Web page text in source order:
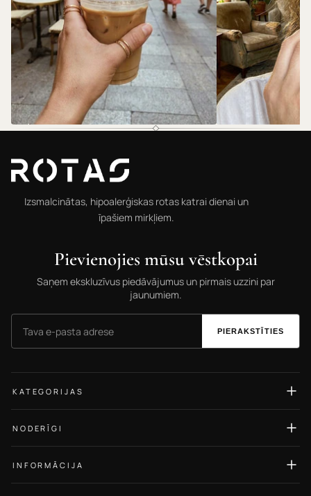
Izsmalcinātas, hipoalerģiskas rotas katrai dienai un
īpašiem mirkļiem.
Pievienojies mūsu vēstkopai
Saņem ekskluzīvus piedāvājumus un pirmais uzzini par
jaunumiem.
PIERAKSTĪTIES
KATEGORIJAS
Kaklarotas
Rokassprādzes
NODERĪGI
INFORMĀCIJA